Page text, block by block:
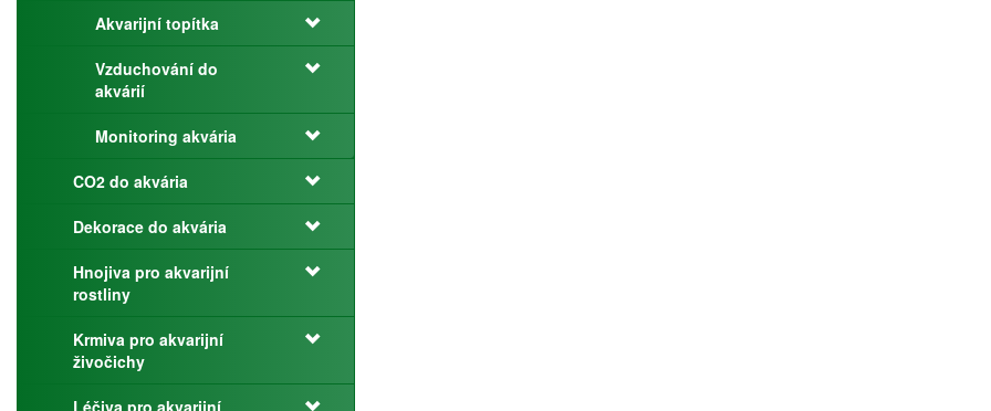
Akvarijní topítka
Vzduchování do
akvárií
Monitoring akvária
CO2 do akvária
Dekorace do akvária
Hnojiva pro akvarijní
rostliny
Krmiva pro akvarijní
živočichy
Léčiva pro akvarijní